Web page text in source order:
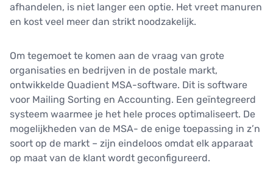
afhandelen, is niet langer een optie. Het vreet manuren
en kost veel meer dan strikt noodzakelijk.
Om tegemoet te komen aan de vraag van grote
organisaties en bedrijven in de postale markt,
ontwikkelde Quadient MSA-software. Dit is software
voor Mailing Sorting en Accounting. Een geïntegreerd
systeem waarmee je het hele proces optimaliseert. De
mogelijkheden van de MSA- de enige toepassing in z’n
soort op de markt – zijn eindeloos omdat elk apparaat
op maat van de klant wordt geconfigureerd.